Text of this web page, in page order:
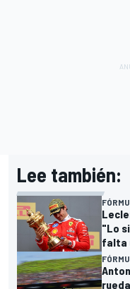
Lee también:
"Lo
falta